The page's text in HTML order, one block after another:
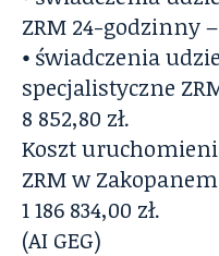
ZRM 24-godzinny
⦁ świadczenia
specjalistyczne
8 852,80 zł.
Koszt
ZRM w
1 186 834,00 zł.
(AI GEG)